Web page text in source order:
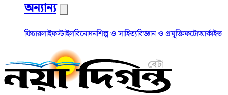
অন্যান্য
ফিচারলাইফস্টাইলবিনোদনশিল্প ও সাহিত্যবিজ্ঞান ও প্রযুক্তিফটোআর্কাইভ